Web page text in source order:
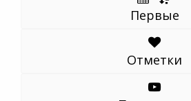
Первые
Отметки